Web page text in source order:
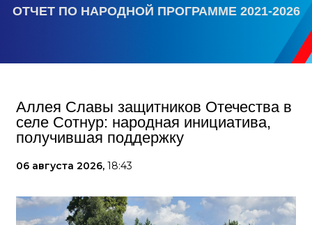
ОТЧЕТ ПО НАРОДНОЙ ПРОГРАММЕ 2021-2026
Аллея Славы защитников Отечества в
селе Сотнур: народная инициатива,
получившая поддержку
06 августа 2026, 18:43